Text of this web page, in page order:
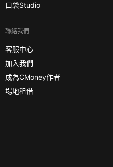
口袋Studio
聯絡我們
客服中心
加入我們
成為CMoney作者
場地租借